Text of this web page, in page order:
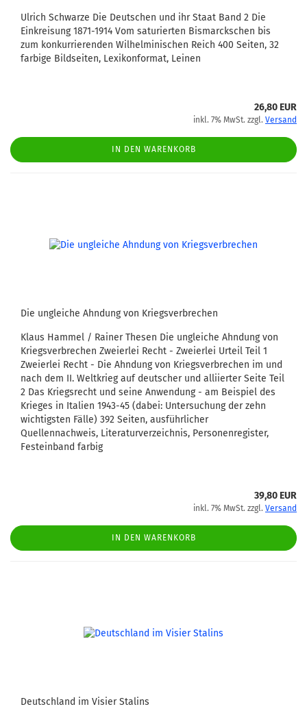
Ulrich Schwarze Die Deutschen und ihr Staat Band 2 Die
Einkreisung 1871-1914 Vom saturierten Bismarckschen bis
zum konkurrierenden Wilhelminischen Reich 400 Seiten, 32
farbige Bildseiten, Lexikonformat, Leinen
26,80 EUR
inkl. 7% MwSt. zzgl. Versand
IN DEN WARENKORB
Die ungleiche Ahndung von Kriegsverbrechen
Klaus Hammel / Rainer Thesen Die ungleiche Ahndung von
Kriegsverbrechen Zweierlei Recht - Zweierlei Urteil Teil 1
Zweierlei Recht - Die Ahndung von Kriegsverbrechen im und
nach dem II. Weltkrieg auf deutscher und alliierter Seite Teil
2 Das Kriegsrecht und seine Anwendung - am Beispiel des
Krieges in Italien 1943-45 (dabei: Untersuchung der zehn
wichtigsten Fälle) 392 Seiten, ausführlicher
Quellennachweis, Literaturverzeichnis, Personenregister,
Festeinband farbig
39,80 EUR
inkl. 7% MwSt. zzgl. Versand
IN DEN WARENKORB
Deutschland im Visier Stalins